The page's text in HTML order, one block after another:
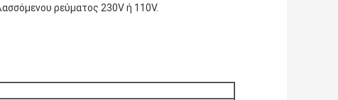
ρεύματος 230V ή 110V.